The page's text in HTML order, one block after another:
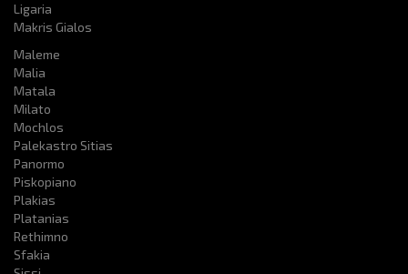
Ligaria
Makris Gialos
Maleme
Malia
Matala
Milato
Mochlos
Palekastro Sitias
Panormo
Piskopiano
Plakias
Platanias
Rethimno
Sfakia